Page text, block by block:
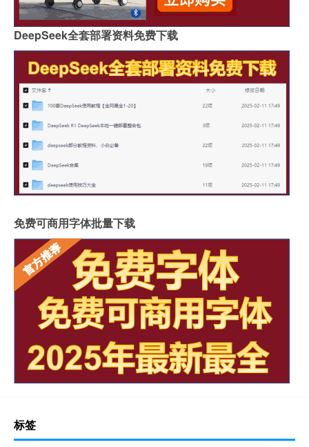
DeepSeek全套部署资料免费下载
免费可商用字体批量下载
标签